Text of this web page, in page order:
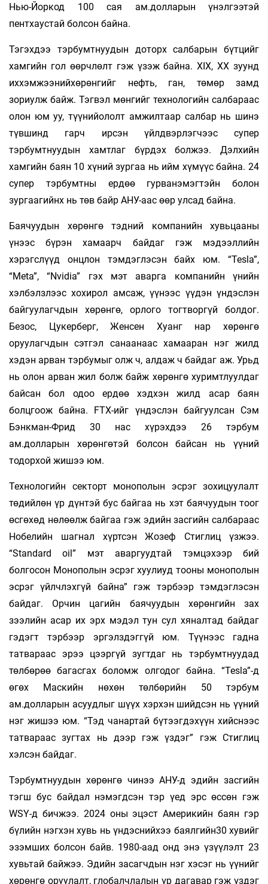
Нью-Йоркод 100 сая ам.долларын үнэлгээтэй
пентхаустай болсон байна.
Тэгэхдээ тэрбумтнуудын доторх салбарын бүтцийг
хамгийн гол өөрчлөлт гэж үзэж байна. XIX, XX зуунд
иххэмжээнийхөрөнгийг нефть, ган, төмөр замд
зориулж байж. Тэгвэл мөнгийг технологийн салбараас
олон юм уу, түүнийололт амжилтаар салбар нь шинэ
түвшинд гарч ирсэн үйлдвэрлэгчээс супер
тэрбумтнуудын хамтлаг бүрдэх болжээ. Дэлхийн
хамгийн баян 10 хүний зургаа нь ийм хүмүүс байна. 24
супер тэрбумтны ердөө гурванэмэгтэйн болон
зургаагийнх нь төв байр АНУ-аас өөр улсад байна.
Баячуудын хөрөнгө тэдний компанийн хувьцааны
үнээс бүрэн хамаарч байдаг гэж мэдээллийн
хэрэгслүүд онцлон тэмдэглэсэн байх юм. “Tesla”,
“Meta”, “Nvidia” гэх мэт аварга компанийн үнийн
хэлбэлзлээс хохирол амсаж, үүнээс үүдэн үндэслэн
байгуулагчдын хөрөнгө, орлого тогтворгүй болдог.
Безос, Цукерберг, Женсен Хуанг нар хөрөнгө
оруулагчдын сэтгэл санаанаас хамааран нэг жилд
хэдэн арван тэрбумыг олж ч, алдаж ч байдаг аж. Урьд
нь олон арван жил болж байж хөрөнгө хуримтлуулдаг
байсан бол одоо ердөө хэдхэн жилд асар баян
болцгоож байна. FTX-ийг үндэслэн байгуулсан Сэм
Бэнкман-Фрид 30 нас хүрэхдээ 26 тэрбум
ам.долларын хөрөнгөтэй болсон байсан нь үүний
тодорхой жишээ юм.
Технологийн секторт монополын эсрэг зохицуулалт
төдийлөн үр дүнтэй бус байгаа нь хэт баячуудын тоог
өсгөхөд нөлөөлж байгаа гэж эдийн засгийн салбараас
Нобелийн шагнал хүртсэн Жозеф Стиглиц үзжээ.
“Standard oil” мэт аваргуудтай тэмцэхээр бий
болгосон Монополын эсрэг хуулиуд тооны монополын
эсрэг үйлчлэхгүй байна” гэж тэрбээр тэмдэглэсэн
байдаг. Орчин цагийн баячуудын хөрөнгийн зах
зээлийн асар их эрх мэдэл тун сул хяналтад байдаг
гэдэгт тэрбээр эргэлздэггүй юм. Түүнээс гадна
татвараас эрээ цээргүй зугтдаг нь тэрбумтнуудад
төлбөрөө багасгах боломж олгодог байна. “Tesla”-д
өгөх Маскийн нөхөн төлбөрийн 50 тэрбум
ам.долларын асуудлыг шүүх хэрхэн шийдсэн нь үүний
нэг жишээ юм. “Тэд чанартай бүтээгдэхүүн хийснээс
татвараас зугтах нь дээр гэж үздэг” гэж Стиглиц
хэлсэн байдаг.
Тэрбумтнуудын хөрөнгө чинээ АНУ-д эдийн засгийн
тэгш бус байдал нэмэгдсэн тэр үед эрс өссөн гэж
WSY-д бичжээ. 2024 оны эцэст Америкийн баян гэр
бүлийн нэгхэн хувь нь үндэснийхээ баялгийн30 хувийг
эзэмших болсон байв. 1980-аад онд энэ үзүүлэлт 23
хувьтай байжээ. Эдийн засагчдын нэг хэсэг нь үүнийг
хөрөнгө оруулалт, глобалчлалын үр дагавар гэж үздэг